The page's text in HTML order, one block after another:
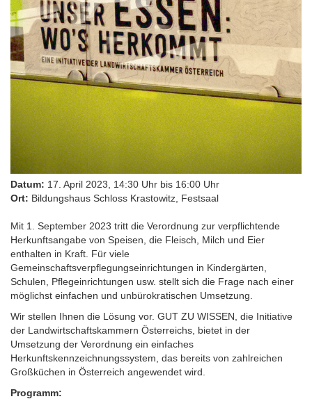
Datum: 17. April 2023, 14:30 Uhr bis 16:00 Uhr
Ort: Bildungshaus Schloss Krastowitz, Festsaal
Mit 1. September 2023 tritt die Verordnung zur verpflichtende
Herkunftsangabe von Speisen, die Fleisch, Milch und Eier
enthalten in Kraft. Für viele
Gemeinschaftsverpflegungseinrichtungen in Kindergärten,
Schulen, Pflegeinrichtungen usw. stellt sich die Frage nach einer
möglichst einfachen und unbürokratischen Umsetzung.
Wir stellen Ihnen die Lösung vor. GUT ZU WISSEN, die Initiative
der Landwirtschaftskammern Österreichs, bietet in der
Umsetzung der Verordnung ein einfaches
Herkunftskennzeichnungssystem, das bereits von zahlreichen
Großküchen in Österreich angewendet wird.
Programm: